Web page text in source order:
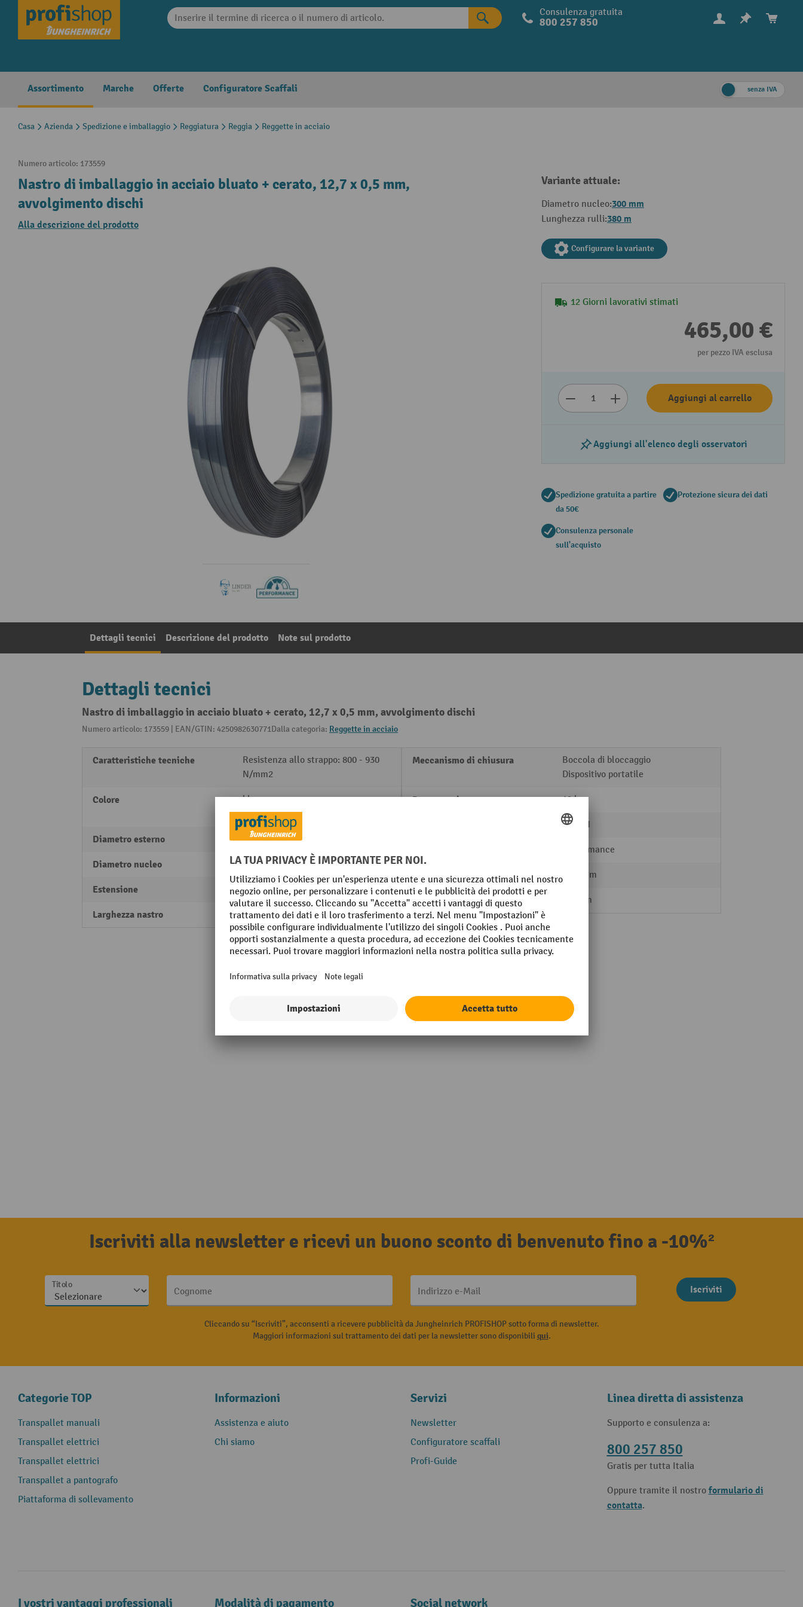
Skip to main navigation Consulenza gratuita
800 257 850
Assortimento Marche Offerte Configuratore Scaffali senza IVA
Casa Azienda Spedizione e imballaggio Reggiatura Reggia Reggette in acciaio
Numero articolo: 173559
Nastro di imballaggio in acciaio bluato + cerato, 12,7 x 0,5 mm,
avvolgimento dischi
Alla descrizione del prodotto
Variante attuale:
Diametro nucleo:300 mm
Lunghezza rulli:380 m
Configurare la variante
12 Giorni lavorativi stimati
465,00 €
per pezzo IVA esclusa
Aggiungi al carrello
Aggiungi all'elenco degli osservatori
Spedizione gratuita a partire
da 50€
Protezione sicura dei dati
Consulenza personale
sull'acquisto
Dettagli tecnici Descrizione del prodotto Note sul prodotto
Dettagli tecnici
Nastro di imballaggio in acciaio bluato + cerato, 12,7 x 0,5 mm, avvolgimento dischi
Numero articolo: 173559 | EAN/GTIN: 4250982630771Dalla categoria: Reggette in acciaio
Caratteristiche tecniche
Resistenza allo strappo: 800 - 930
N/mm2
Colore
blu
nero
Diametro esterno 600 mm
Diametro nucleo 300 mm
Estensione 6 %
Larghezza nastro 12,7 mm
Meccanismo di chiusura
Boccola di bloccaggio
Dispositivo portatile
Peso proprio 19 kg
5622 N
Performance
Spessore 0,50 mm
Spessore del nastro (µm) 500 µm
Mostra tutti i dettagli tecnici
Iscriviti alla newsletter e ricevi un buono sconto di benvenuto fino a -10%²
Titolo
Cognome Indirizzo e-Mail Iscriviti
Cliccando su “Iscriviti”, acconsenti a ricevere pubblicità da Jungheinrich PROFISHOP sotto forma di newsletter.
Maggiori informazioni sul trattamento dei dati per la newsletter sono disponibili qui.
Categorie TOP
Transpallet manuali
Transpallet elettrici
Transpallet elettrici
Transpallet a pantografo
Piattaforma di sollevamento
Informazioni
Assistenza e aiuto
Chi siamo
Servizi
Newsletter
Configuratore scaffali
Profi-Guide
Linea diretta di assistenza
Supporto e consulenza a:
800 257 850
Gratis per tutta Italia
Oppure tramite il nostro formulario di
contatta.
I vostri vantaggi professionali Modalità di pagamento Social network